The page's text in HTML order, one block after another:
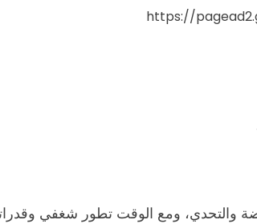
https://
والتحدي، ومع الوقت تطور شغفي